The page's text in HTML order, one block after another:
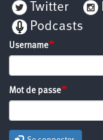
Twitter
Podcasts
Username
Mot de passe